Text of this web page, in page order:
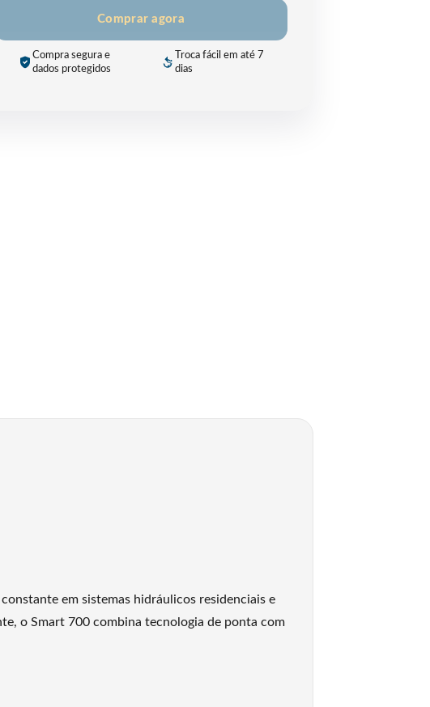
Comprar agora
Compra segura e
dados protegidos
Troca fácil em até 7
dias
em sistemas hidráulicos residenciais e
o Smart 700 combina tecnologia de ponta com
do motor conforme a demanda. Isso evita
de acordo com a quantidade de água utilizada.